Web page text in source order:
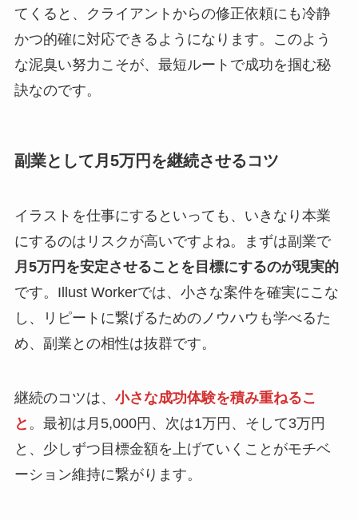
てくると、クライアントからの修正依頼にも冷静
かつ的確に対応できるようになります。このよう
な泥臭い努力こそが、最短ルートで成功を掴む秘
訣なのです。
副業として月5万円を継続させるコツ
イラストを仕事にするといっても、いきなり本業
にするのはリスクが高いですよね。まずは副業で
月5万円を安定させることを目標にするのが現実的
です。Illust Workerでは、小さな案件を確実にこな
し、リピートに繋げるためのノウハウも学べるた
め、副業との相性は抜群です。
継続のコツは、 小さな成功体験を積み重ねるこ
と 。最初は月5,000円、次は1万円、そして3万円
と、少しずつ目標金額を上げていくことがモチベ
ーション維持に繋がります。